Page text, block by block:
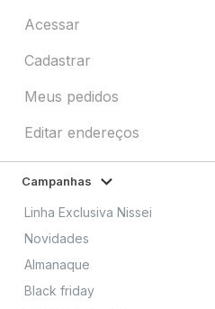
Acessar
Cadastrar
Meus pedidos
Editar endereços
Campanhas
Linha Exclusiva Nissei
Novidades
Almanaque
Black friday